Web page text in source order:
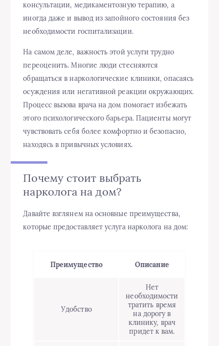
консультации, медикаментозную терапию, а
иногда даже и вывод из запойного состояния без
необходимости госпитализации.
На самом деле, важность этой услуги трудно
переоценить. Многие люди стесняются
обращаться в наркологические клиники, опасаясь
осуждения или негативной реакции окружающих.
Процесс вызова врача на дом помогает избежать
этого психологического барьера. Пациенты могут
чувствовать себя более комфортно и безопасно,
находясь в привычных условиях.
Почему стоит выбрать
нарколога на дом?
Давайте взглянем на основные преимущества,
которые предоставляет услуга нарколога на дом:
Преимущество Описание
Удобство
Нет
необходимости
тратить время
на дорогу в
клинику, врач
придет к вам.